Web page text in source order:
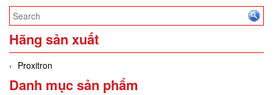
Hãng sản xuất
Proxitron
Danh mục sản phẩm